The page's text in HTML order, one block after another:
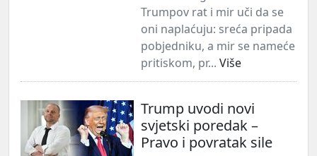
Trumpov rat i mir uči da se
oni naplaćuju: sreća pripada
pobjedniku, a mir se nameće
pritiskom, pr... Više
Trump uvodi novi
svjetski poredak –
Pravo i povratak sile